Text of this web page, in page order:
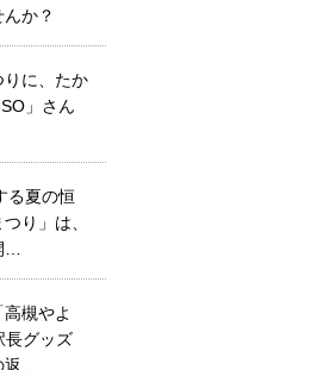
か？
りに、たか
」さん
る夏の恒
り」は、
槻やよ
長グッズ
…